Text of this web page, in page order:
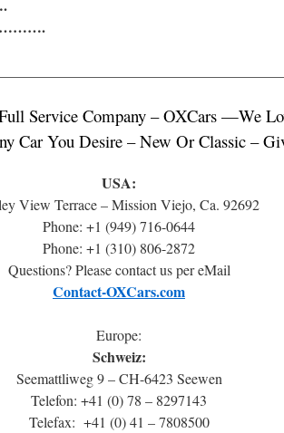
Service Company – OXCars —We
Car You Desire – New Or Classic –
USA:
View Terrace – Mission Viejo, Ca. 92692
Phone: +1 (949) 716-0644
Phone: +1 (310) 806-2872
Questions? Please contact us per eMail
Contact-OXCars.com
Europe:
Schweiz:
Seemattliweg 9 – CH-6423 Seewen
Telefon: +41 (0) 78 – 8297143
Telefax: +41 (0) 41 – 7808500